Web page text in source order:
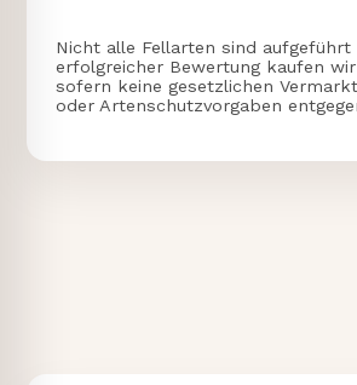
Nicht alle Fellarten sind aufgeführt
erfolgreicher Bewertung kaufen wir
sofern keine gesetzlichen
oder Artenschutzvorgaben